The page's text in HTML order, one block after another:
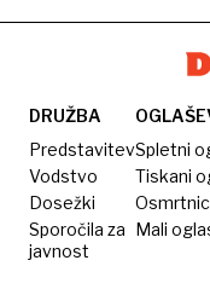
DRUŽBA
Predstavitev
Vodstvo
Dosežki
Sporočila za
javnost
Spletni
Tiskani
Mali